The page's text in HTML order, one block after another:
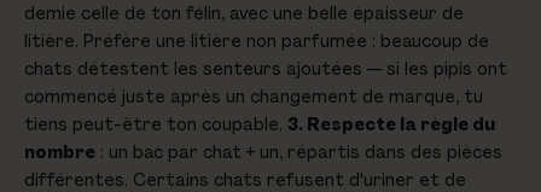
demie celle de ton félin, avec une belle épaisseur de
litière. Préfère une litière non parfumée : beaucoup de
chats détestent les senteurs ajoutées — si les pipis ont
commencé juste après un changement de marque, tu
tiens peut-être ton coupable. 3. Respecte la règle du
nombre : un bac par chat + un, répartis dans des pièces
différentes. Certains chats refusent d'uriner et de